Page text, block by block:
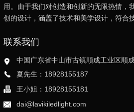
用。由于我们对创造和创新的无限热情，
创的设计，涵盖了技术和美学设计，符合
联系我们
中国广东省中山市古镇顺成工业区顺
夏先生：18928155187
王小姐：18928155181
dai@lavikiledlight.com